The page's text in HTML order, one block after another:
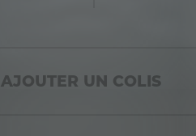
AJOUTER UN COLIS